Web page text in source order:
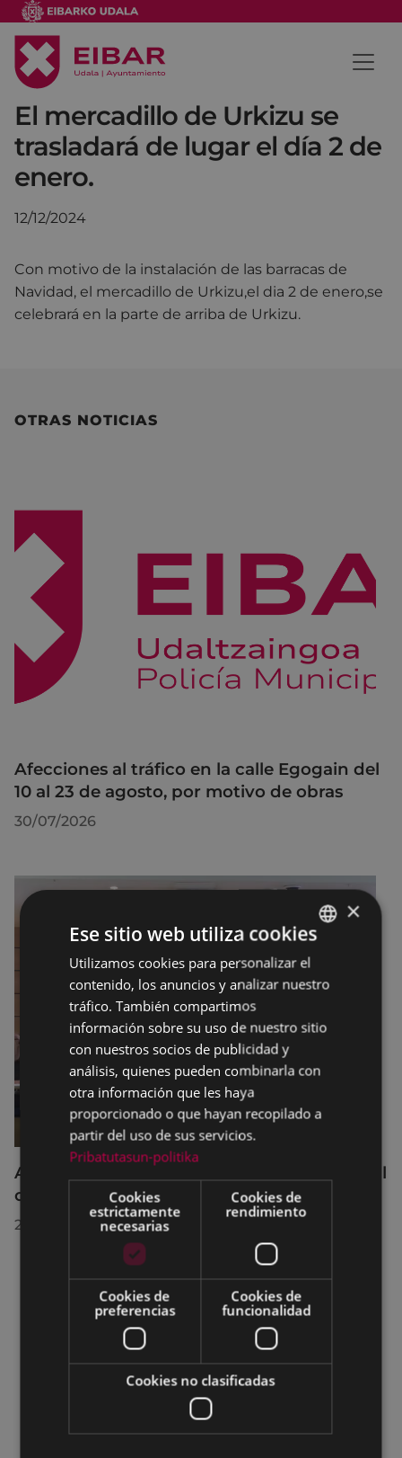
El mercadillo de Urkizu se
trasladará de lugar el día 2 de
enero.
12/12/2024
Con motivo de la instalación de las barracas de
Navidad, el mercadillo de Urkizu,el dia 2 de enero,se
celebrará en la parte de arriba de Urkizu.
OTRAS NOTICIAS
Afecciones al tráfico en la calle Egogain del
10 al 23 de agosto, por motivo de obras
30/07/2026
Acuerdos adoptados por el Pleno Municipal
celebrado el 27 de julio de 2026
28/07/2026
BASQUE
SPANISH
×
Ese sitio web utiliza cookies
Utilizamos cookies para personalizar el
contenido, los anuncios y analizar nuestro
tráfico. También compartimos
información sobre su uso de nuestro sitio
con nuestros socios de publicidad y
análisis, quienes pueden combinarla con
otra información que les haya
proporcionado o que hayan recopilado a
partir del uso de sus servicios.
Pribatutasun-politika
Cookies
estrictamente
necesarias
Cookies de
rendimiento
Cookies de
preferencias
Cookies de
funcionalidad
Cookies no clasificadas